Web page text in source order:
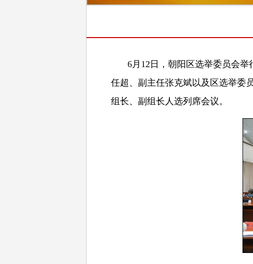
6月12日，朝阳区选举委员会
任超、副主任张克斌以及区选举委
组长、副组长人选列席会议。